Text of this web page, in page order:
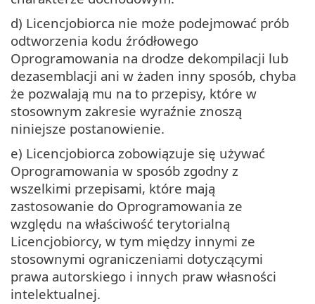
d) Licencjobiorca nie może podejmować prób
odtworzenia kodu źródłowego
Oprogramowania na drodze dekompilacji lub
dezasemblacji ani w żaden inny sposób, chyba
że pozwalają mu na to przepisy, które w
stosownym zakresie wyraźnie znoszą
niniejsze postanowienie.
e) Licencjobiorca zobowiązuje się używać
Oprogramowania w sposób zgodny z
wszelkimi przepisami, które mają
zastosowanie do Oprogramowania ze
względu na właściwość terytorialną
Licencjobiorcy, w tym między innymi ze
stosownymi ograniczeniami dotyczącymi
prawa autorskiego i innych praw własności
intelektualnej.